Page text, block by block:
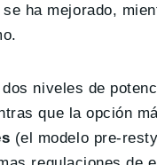
ha mejorado,
niveles de
que la opción
(el modelo pre-